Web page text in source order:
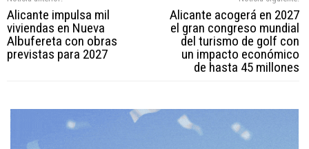
Alicante impulsa mil
viviendas en Nueva
Albufereta con obras
previstas para 2027
Alicante acogerá en 2027
el gran congreso mundial
del turismo de golf con
un impacto económico
de hasta 45 millones